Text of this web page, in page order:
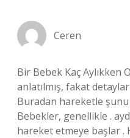
Ceren
Bir Bebek Kaç Aylıkken
anlatılmış, fakat
Buradan hareketle
Bebekler, genellikle .
hareket etmeye başlar .